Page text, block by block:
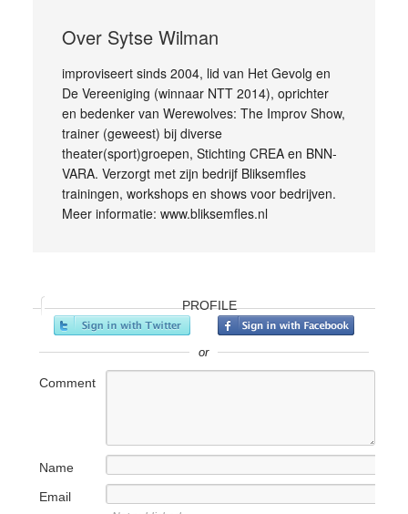
Over Sytse Wilman
improviseert sinds 2004, lid van Het Gevolg en
De Vereeniging (winnaar NTT 2014), oprichter
en bedenker van Werewolves: The Improv Show,
trainer (geweest) bij diverse
theater(sport)groepen, Stichting CREA en BNN-
VARA. Verzorgt met zijn bedrijf Bliksemfles
trainingen, workshops en shows voor bedrijven.
Meer informatie: www.bliksemfles.nl
PROFILE
or
Comment
Name
Email